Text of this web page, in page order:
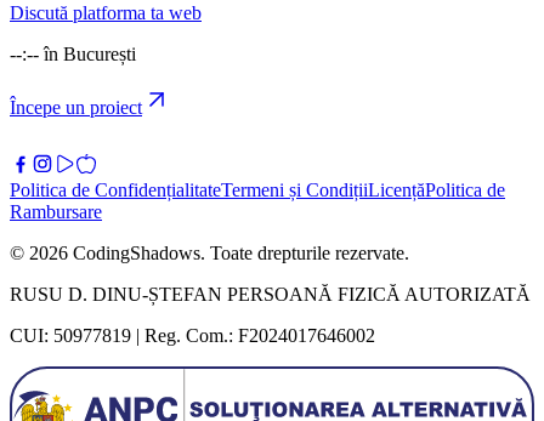
Discută platforma ta web
--:-- în București
Începe un proiect
Politica de ConfidențialitateTermeni și CondițiiLicențăPolitica de
Rambursare
© 2026 CodingShadows. Toate drepturile rezervate.
RUSU D. DINU-ȘTEFAN PERSOANĂ FIZICĂ AUTORIZATĂ
CUI: 50977819 | Reg. Com.: F2024017646002